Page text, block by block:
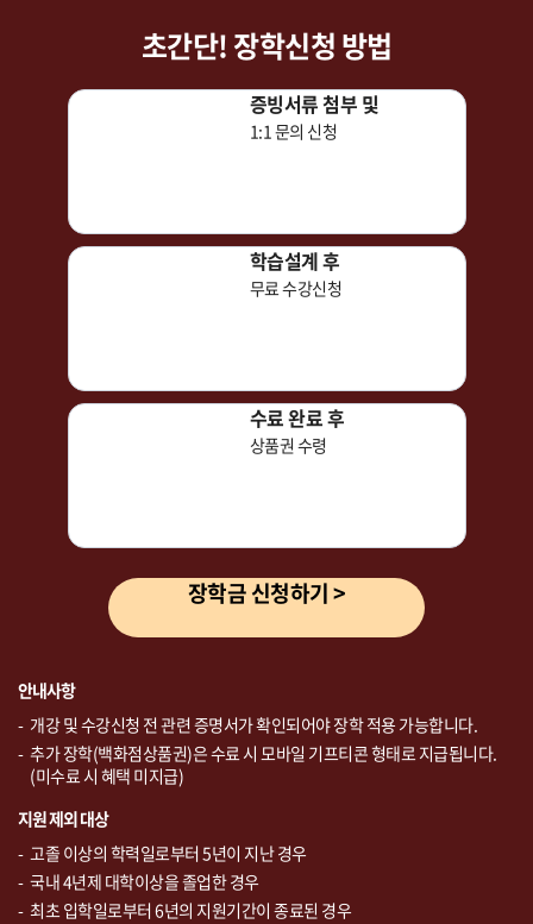
초간단! 장학신청 방법
증빙서류 첨부 및
1:1 문의 신청
학습설계 후
무료 수강신청
수료 완료 후
상품권 수령
장학금 신청하기 >
안내사항
개강 및 수강신청 전 관련 증명서가 확인되어야 장학 적용 가능합니다.
추가 장학(백화점상품권)은 수료 시 모바일 기프티콘 형태로 지급됩니다.
(미수료 시 혜택 미지급)
지원 제외 대상
고졸 이상의 학력일로부터 5년이 지난 경우
국내 4년제 대학이상을 졸업한 경우
최초 입학일로부터 6년의 지원기간이 종료된 경우